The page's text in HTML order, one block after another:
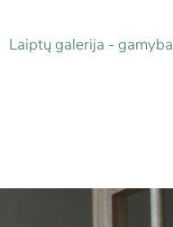
Laiptų galerija - gamyba